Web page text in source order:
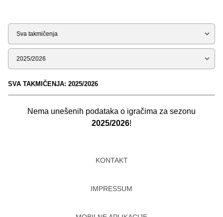
Tip
Sezona
SVA TAKMIČENJA: 2025/2026
Nema unešenih podataka o igračima za sezonu
2025/2026!
KONTAKT
IMPRESSUM